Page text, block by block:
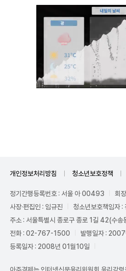
개인정보처리방침 청소년보호정책
정기간행등록번호 : 서울 아 00493
회
사장·편집인 : 임규진
청소년보호책임자 :
주소 : 서울특별시 종로구 종로 1길 42(수
전화 : 02-767-1500
발행일자 :
등록일자 : 2008년 01월10일
아주경제는 인터넷신문윤리위원회 윤리강